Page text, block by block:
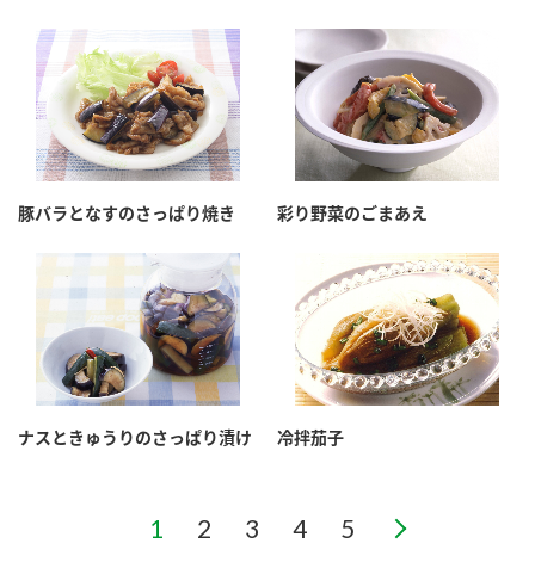
豚バラとなすのさっぱり焼き 彩り野菜のごまあえ
ナスときゅうりのさっぱり漬け 冷拌茄子